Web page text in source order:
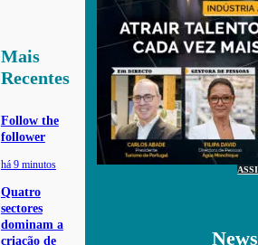
Mais
Recentes
Follow the
follower
há 9 minutos
Quatro
sectores
dominam a
criação de